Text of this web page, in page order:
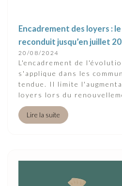
Encadrement des loyers :
reconduit jusqu’en juillet
20/08/2024
L'encadrement de
s'applique dans les
tendue. Il limite
loyers lors du
Lire la suite